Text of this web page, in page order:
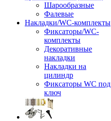
Шарообразные
Фалевые
Накладки/WC-комплекты
Фиксаторы/WC-
комплекты
Декоративные
накладки
Накладки на
цилиндр
Фиксаторы WC под
ключ